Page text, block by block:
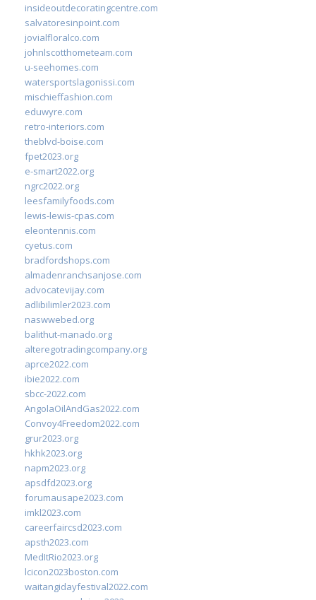
insideoutdecoratingcentre.com
salvatoresinpoint.com
jovialfloralco.com
johnlscotthometeam.com
u-seehomes.com
watersportslagonissi.com
mischieffashion.com
eduwyre.com
retro-interiors.com
theblvd-boise.com
fpet2023.org
e-smart2022.org
ngrc2022.org
leesfamilyfoods.com
lewis-lewis-cpas.com
eleontennis.com
cyetus.com
bradfordshops.com
almadenranchsanjose.com
advocatevijay.com
adlibilimler2023.com
naswwebed.org
balithut-manado.org
alteregotradingcompany.org
aprce2022.com
ibie2022.com
sbcc-2022.com
AngolaOilAndGas2022.com
Convoy4Freedom2022.com
grur2023.org
hkhk2023.org
napm2023.org
apsdfd2023.org
forumausape2023.com
imkl2023.com
careerfaircsd2023.com
apsth2023.com
MedItRio2023.org
lcicon2023boston.com
waitangidayfestival2022.com